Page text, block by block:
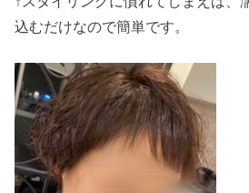
込むだけなので簡単です。